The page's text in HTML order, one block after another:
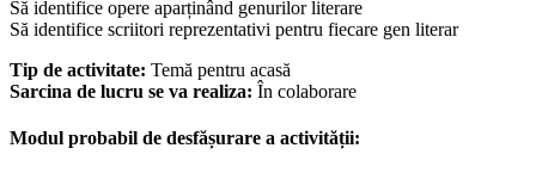
Să identifice opere aparținând genurilor literare
Să identifice scriitori reprezentativi pentru fiecare gen literar
Tip de activitate: Temă pentru acasă
Sarcina de lucru se va realiza: În colaborare
Modul probabil de desfășurare a activității: